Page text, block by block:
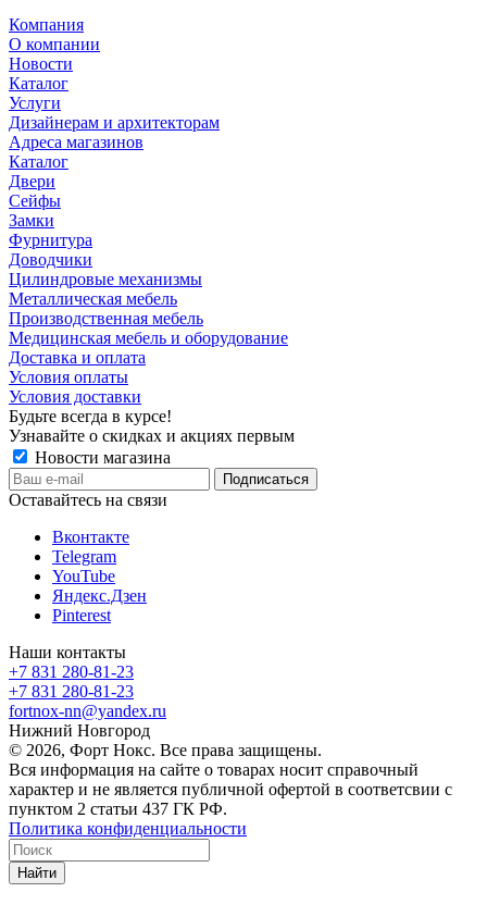
Компания
О компании
Новости
Каталог
Услуги
Дизайнерам и архитекторам
Адреса магазинов
Каталог
Двери
Сейфы
Замки
Фурнитура
Доводчики
Цилиндровые механизмы
Металлическая мебель
Производственная мебель
Медицинская мебель и оборудование
Доставка и оплата
Условия оплаты
Условия доставки
Будьте всегда в курсе!
Узнавайте о скидках и акциях первым
Новости магазина
Оставайтесь на связи
Вконтакте
Telegram
YouTube
Яндекс.Дзен
Pinterest
Наши контакты
+7 831 280-81-23
+7 831 280-81-23
fortnox-nn@yandex.ru
Нижний Новгород
© 2026, Форт Нокс. Все права защищены.
Вся информация на сайте о товарах носит справочный
характер и не является публичной офертой в соответсвии с
пунктом 2 статьи 437 ГК РФ.
Политика конфиденциальности
Найти